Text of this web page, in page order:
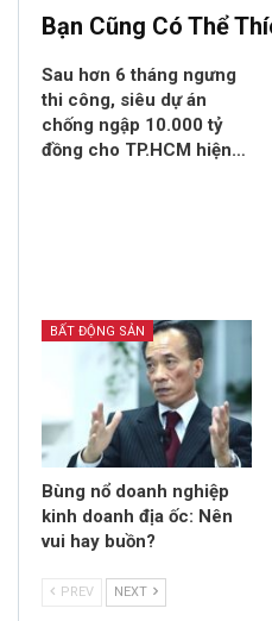
Bạn Cũng Có Thể
Sau hơn 6 tháng ngưng
thi công, siêu dự án
chống ngập 10.000 tỷ
đồng cho TP.HCM hiện…
BẤT ĐỘNG SẢN
Bùng nổ doanh nghiệp
kinh doanh địa ốc: Nên
vui hay buồn?
PREV NEXT